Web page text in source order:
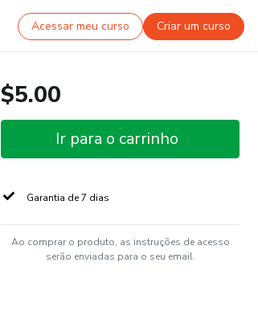
Acessar meu curso Criar um curso
$5.00
Ir para o carrinho
Garantia de 7 dias
Ao comprar o produto, as instruções de acesso
serão enviadas para o seu email.